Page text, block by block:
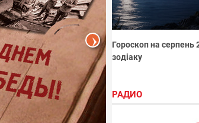
Гороскоп на серпень
зодіаку
РАДИО